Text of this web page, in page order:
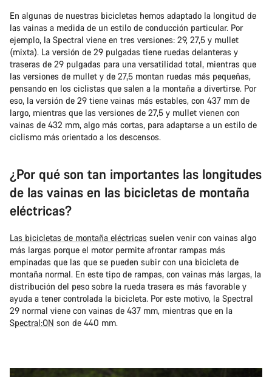
En algunas de nuestras bicicletas hemos adaptado la longitud de
las vainas a medida de un estilo de conducción particular. Por
ejemplo, la Spectral viene en tres versiones: 29, 27,5 y mullet
(mixta). La versión de 29 pulgadas tiene ruedas delanteras y
traseras de 29 pulgadas para una versatilidad total, mientras que
las versiones de mullet y de 27,5 montan ruedas más pequeñas,
pensando en los ciclistas que salen a la montaña a divertirse. Por
eso, la versión de 29 tiene vainas más estables, con 437 mm de
largo, mientras que las versiones de 27,5 y mullet vienen con
vainas de 432 mm, algo más cortas, para adaptarse a un estilo de
ciclismo más orientado a los descensos.
¿Por qué son tan importantes las longitudes
de las vainas en las bicicletas de montaña
eléctricas?
Las bicicletas de montaña eléctricas suelen venir con vainas algo
más largas porque el motor permite afrontar rampas más
empinadas que las que se pueden subir con una bicicleta de
montaña normal. En este tipo de rampas, con vainas más largas, la
distribución del peso sobre la rueda trasera es más favorable y
ayuda a tener controlada la bicicleta. Por este motivo, la Spectral
29 normal viene con vainas de 437 mm, mientras que en la
Spectral:ON son de 440 mm.